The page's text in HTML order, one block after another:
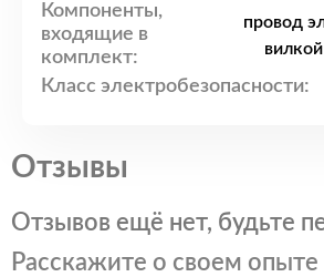
Компоненты,
входящие в
комплект:
провод
Класс электробезопасности:
Отзывы
Отзывов ещё нет, будьте
Расскажите о своем опыте